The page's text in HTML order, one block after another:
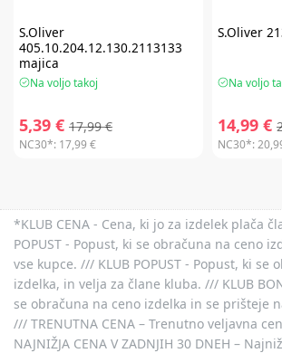
S.Oliver
405.10.204.12.130.2113133
majica
Na voljo takoj
5,39 € 17,99 €
NC30*: 17,99 €
S.Oliver
Na voljo
14,99 €
NC30*:
*KLUB CENA - Cena, ki jo za izdelek plača
POPUST - Popust, ki se obračuna na ceno
vse kupce. /// KLUB POPUST - Popust, ki se
izdelka, in velja za člane kluba. /// KLUB
se obračuna na ceno izdelka in se prišteje
/// TRENUTNA CENA – Trenutno veljavna
NAJNIŽJA CENA V ZADNJIH 30 DNEH –